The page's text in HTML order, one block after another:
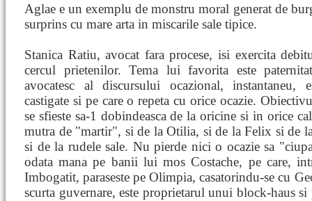
Aglae e un exemplu de monstru moral generat de
surprins cu mare arta in miscarile sale tipice.
Stanica Ratiu, avocat fara procese, isi exercita
cercul prietenilor. Tema lui favorita este
avocatesc al discursului ocazional, instantaneu,
castigate si pe care o repeta cu orice ocazie.
se sfieste sa-1 dobindeasca de la oricine si in orice
mutra de "martir", si de la Otilia, si de la Felix si de
si de la rudele sale. Nu pierde nici o ocazie sa
odata mana pe banii lui mos Costache, pe care,
Imbogatit, paraseste pe Olimpia, casatorindu-se cu
scurta guvernare, este proprietarul unui block-haus